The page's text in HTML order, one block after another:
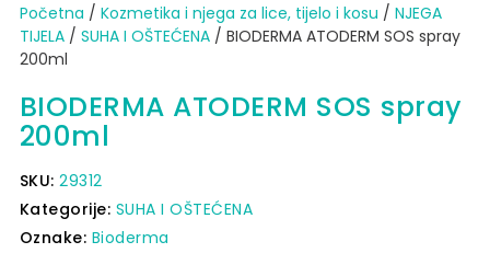
Početna / Kozmetika i njega za lice, tijelo i kosu / NJEGA
TIJELA/ SUHA I OŠTEĆENA/ BIODERMA ATODERM SOS spray
200ml
BIODERMA ATODERM SOS spray
200ml
SKU:29312
Kategorije: SUHA I OŠTEĆENA
Oznake: Bioderma